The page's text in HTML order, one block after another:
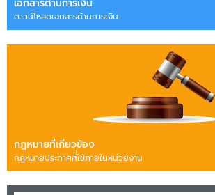
เอกสารด้านการเงิน
ดาวน์โหลดเอกสารด้านการเงิน
กฎหมายที่เกี่ยวข้อง
กฎหมายประกาศทีี่ใช้ภายในหน่วยงาน